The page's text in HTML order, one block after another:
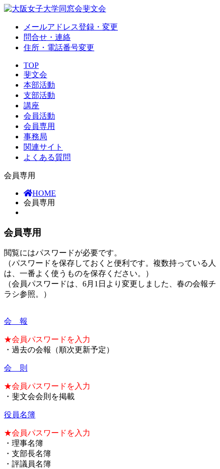
メールアドレス登録・変更
問合せ・連絡
住所・電話番号変更
TOP
斐文会
本部活動
支部活動
講座
会員活動
会員専用
事務局
関連サイト
よくある質問
会員専用
HOME
会員専用
会員専用
閲覧にはパスワードが必要です。
（パスワードを保存しておくと便利です。複数持っている人
は、一番よく使うものを保存ください。）
（会員パスワードは、6月1日より変更しました、春の会報チ
ラシ参照。）
会 報
★会員パスワードを入力
・過去の会報（順次更新予定）
会 則
★会員パスワードを入力
・斐文会会則を掲載
役員名簿
★会員パスワードを入力
・理事名簿
・支部長名簿
・評議員名簿